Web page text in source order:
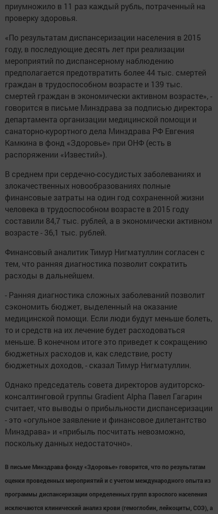
приумножило в 11 раз каждый рубль, потраченный на
проверку здоровья.
«По результатам диспансеризации населения в 2015
году, в последующие десять лет при реализации
мероприятий по диспансерному наблюдению
предполагается предотвратить более 44 тыс. смертей
граждан в трудоспособном возрасте и 139 тыс.
смертей граждан в экономически активном возрасте», -
говорится в письме Минздрава за подписью директора
департамента организации медицинской помощи и
санаторно-курортного дела Минздрава РФ Евгения
Камкина в фонд «Здоровье» при ОНФ (есть в
распоряжении «Известий»).
В среднем при сердечно-сосудистых заболеваниях и
злокачественных новообразованиях полные
финансовые затраты на один год сохраненной жизни
человека в трудоспособном возрасте в 2015 году
составили 84,7 тыс. рублей, а в экономически активном
возрасте - 36,1 тыс. рублей.
Финансовый аналитик Тимур Нигматуллин согласен с
тем, что ранняя диагностика позволит сократить
расходы в дальнейшем.
- Ранняя диагностика сложных заболеваний позволит
сэкономить бюджет, выделенный на оказание
медицинской помощи. Если люди будут меньше болеть,
то и средств на их лечение будет расходоваться
меньше. В конечном итоге это приведет к сокращению
бюджетных расходов и, как следствие, росту
бюджетных доходов, - сказал Тимур Нигматуллин.
Однако председатель совета директоров аудиторско-
консалтинговой группы Gradient Alpha Павел Гагарин
считает, что выводы о прибыльности диспансеризации
- это «огульное заявление и финансовое дилетантство
Минздрава» и «прибыль посчитать невозможно,
поскольку данных недостаточно».
В письме Минздрава фонду «Здоровье» говорится, что по результатам
оценки проведенных мероприятий и с учетом международного опыта из
программы диспансеризации определенных групп взрослого населения
исключаются клинический анализ крови (гемоглобин, лейкоциты, СОЭ), а